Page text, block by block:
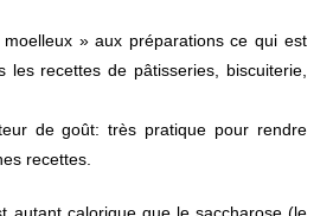
» aux préparations ce qui est
les recettes de pâtisseries, biscuiterie,
de goût: très pratique pour rendre
recettes.